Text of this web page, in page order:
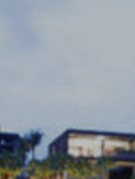
ริการที่เป็นเลิ